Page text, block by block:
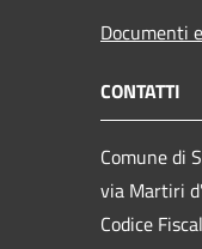
Documenti
CONTATTI
Comune di
via Martiri
Codice